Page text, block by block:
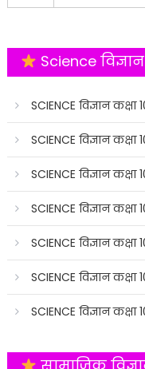
Science
SCIENCE विज्ञान
SCIENCE विज्ञान
SCIENCE विज्ञान
SCIENCE विज्ञान
SCIENCE विज्ञान
SCIENCE विज्ञान
SCIENCE विज्ञान